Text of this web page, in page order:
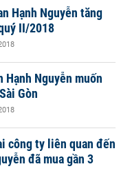
Hạnh Nguyễn tăng
II/2018
Hạnh Nguyễn muốn
Gòn
công ty liên quan đến
đã mua gần 3